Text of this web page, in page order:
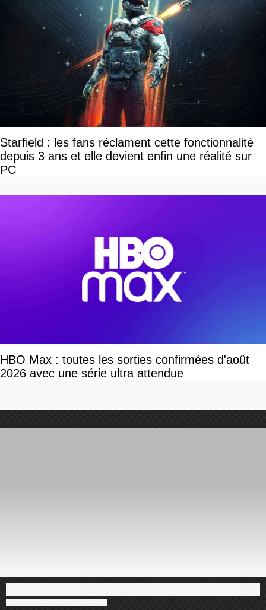
Starfield : les fans réclament cette fonctionnalité
depuis 3 ans et elle devient enfin une réalité sur
PC
HBO Max : toutes les sorties confirmées d'août
2026 avec une série ultra attendue